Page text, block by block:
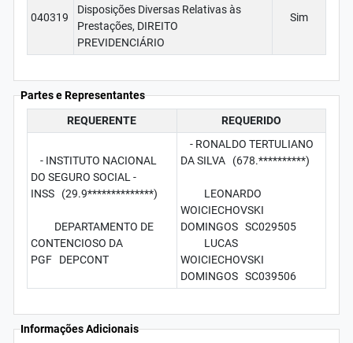
040319
Disposições Diversas Relativas às
Prestações, DIREITO
PREVIDENCIÁRIO
Sim
Partes e Representantes
REQUERENTE
REQUERIDO
- INSTITUTO NACIONAL
DO SEGURO SOCIAL -
INSS (29.9**************)
DEPARTAMENTO DE
CONTENCIOSO DA
PGF DEPCONT
- RONALDO TERTULIANO
DA SILVA (678.**********)
LEONARDO
WOICIECHOVSKI
DOMINGOS SC029505
LUCAS
WOICIECHOVSKI
DOMINGOS SC039506
Informações Adicionais